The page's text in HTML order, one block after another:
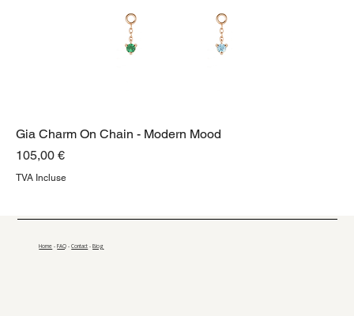
Gia Charm On Chain - Modern Mood
Prix
105,00 €
TVA Incluse
Home -FAQ -Contact -Blog